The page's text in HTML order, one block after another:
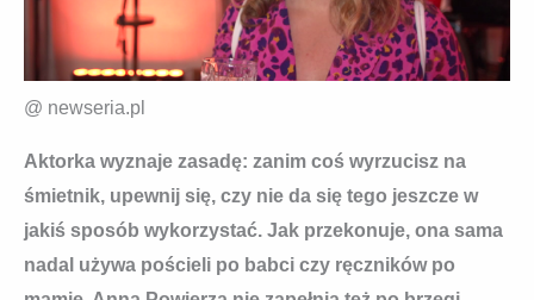
@ newseria.pl
Aktorka wyznaje zasadę: zanim coś wyrzucisz na
śmietnik, upewnij się, czy nie da się tego jeszcze w
jakiś sposób wykorzystać. Jak przekonuje, ona sama
nadal używa pościeli po babci czy ręczników po